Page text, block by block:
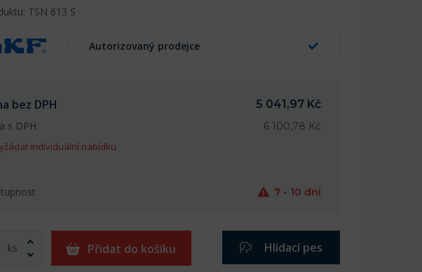
TSN 613 S
Autorizovaný prodejce
bez DPH
5 041,97 Kč
s DPH
6 100,78 Kč
individuální nabídku
7 - 10 dní
ks Přidat do košíku Hlídací pes